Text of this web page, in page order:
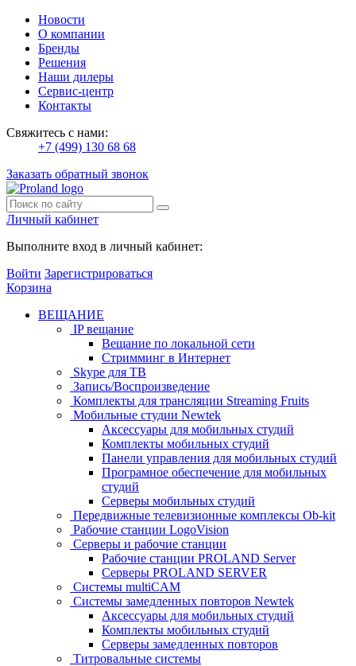
Новости
О компании
Бренды
Решения
Наши дилеры
Сервис-центр
Контакты
Свяжитесь с нами:
+7 (499) 130 68 68
Заказать обратный звонок
Личный кабинет
Выполните вход в личный кабинет:
Войти Зарегистрироваться
Корзина
ВЕЩАНИЕ
IP вещание
Вещание по локальной сети
Стримминг в Интернет
Skype для ТВ
Запись/Воспроизведение
Комплекты для трансляции Streaming Fruits
Мобильные студии Newtek
Аксессуары для мобильных студий
Комплекты мобильных студий
Панели управления для мобильных студий
Програмное обеспечение для мобильных
студий
Серверы мобильных студий
Передвижные телевизионные комплексы Ob-kit
Рабочие станции LogoVision
Серверы и рабочие станции
Рабочие станции PROLAND Server
Серверы PROLAND SERVER
Системы multiCAM
Системы замедленных повторов Newtek
Аксессуары для мобильных студий
Комплекты мобильных студий
Серверы замедленных повторов
Титровальные системы